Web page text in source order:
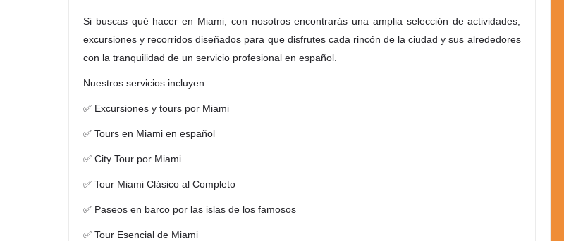
Si buscas qué hacer en Miami, con nosotros encontrarás una amplia selección de actividades,
excursiones y recorridos diseñados para que disfrutes cada rincón de la ciudad y sus alrededores
con la tranquilidad de un servicio profesional en español.
Nuestros servicios incluyen:
✅ Excursiones y tours por Miami
✅ Tours en Miami en español
✅ City Tour por Miami
✅ Tour Miami Clásico al Completo
✅ Paseos en barco por las islas de los famosos
✅ Tour Esencial de Miami